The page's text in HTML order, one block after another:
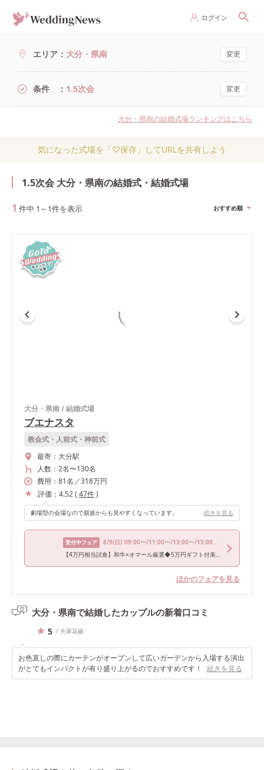
ログイン
エリア 大分・県南 変更
条件 1.5次会 変更
大分・県南の結婚式場ランキングはこちら
気になった式場を「♡保存」してURLを共有しよう
1.5次会 大分・県南の結婚式・結婚式場
1 件中 1 ～ 1件を表示 おすすめ順
大分・県南/結婚式場
ブエナスタ
教会式・人前式・神前式
最寄： 大分駅
人数： 2名〜130名
費用： 81名 ／318万円
評価： 4.52( 47件)
劇場型の会場なので親族からも見やすくなっています。 続きを見る
受付中フェア 8/9(日) 09:00〜/11:00〜/13:00〜/15:00〜/17:00〜
【4万円相当試食】和牛×オマール厳選◆5万円ギフト付美食体験
ほかのフェアを見る
大分・県南で結婚したカップルの新着口コミ
5 / 先輩花嫁
お色直しの際にカーテンがオープンして広いガーデンから入場する演出
がとてもインパクトが有り盛り上がるのでおすすめです！
続きを見る